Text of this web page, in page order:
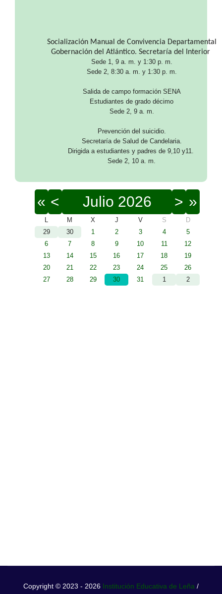
Socialización Manual de Convivencia Departamental
Gobernación del Atlántico. Secretaría del Interior
Sede 1, 9 a. m. y 1:30 p. m.
Sede 2, 8:30 a. m. y 1:30 p. m.
Salida de campo formación SENA
Estudiantes de grado décimo
Sede 2, 9 a. m.
Prevención del suicidio.
Secretaría de Salud de Candelaria.
Dirigida a estudiantes y padres de 9,10 y11.
Sede 2, 10 a. m.
« < Julio 2026 > »
M X J V S
D
29
30 1 2 3 4
5
6
7 8 9 10 11
12
13
14 15 16 17 18
19
20
21 22 23 24 25
26
27
28 29 30 31 1 2
Copyright © 2023 - 2026 Institución Educativa de Leña /